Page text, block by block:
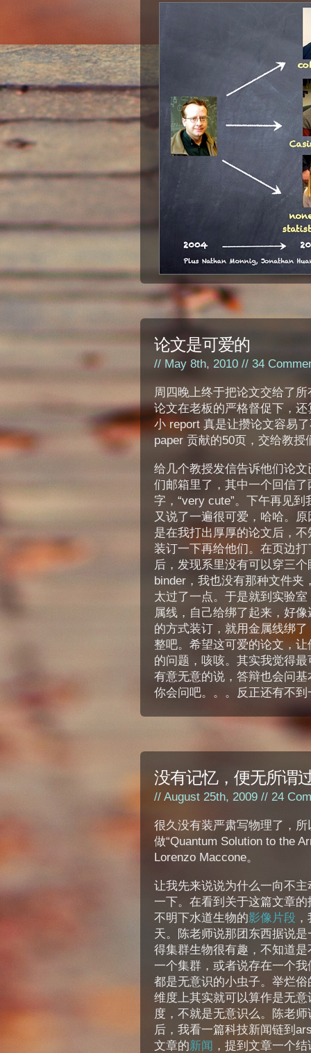
论文是可爱的
// May 8th, 2010 // 34
周四晚上终于把论文交给了
论文在老板的严格督促下，
小 report 真是让攒论文容易
paper 贡献的50页，交给教
给几个教授发信告诉他们论文
们邮箱里了，其中一个回信了
字，“very cute”。下午再见到
又说了一遍很可爱，哈哈。
是在我打出厚厚的论文后，
装订一下再给他们。在页边打
后，发现系里没有可以穿三个
binder，我也没有那种文件夹
太过了一点。于是就到实验
属线，自己给绑了起来，好
的方式装订，就用金属线绑
整吧。希望这可爱的论文，
的问题，咳咳。其实我觉得
有意无意的说，答辩也会问
你会问吧。。。反正还有不到
没有记忆，便无所谓
// August 25th, 2009 // 24
很久没有装严肃写物理了，
做“Quantum Solution to the
Lorenzo Maccone。
让我先来说说为什么一向不
一下。在看到关于这篇文章
不明下水道生物的影像片段
天。陈老师说那团东西据说
得集群生物很有趣，不知道
一个集群，或者说存在一个
都是无意识的小虫子。举烂
维度上其实就可以算作是无
度，不就是无意识么。陈老
后，我看一篇科技新闻链到
文章的新闻 ，提到文章一个